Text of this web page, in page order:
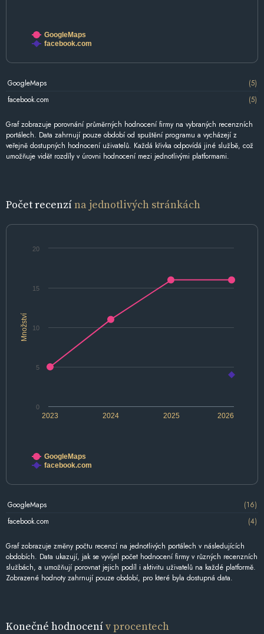
GoogleMaps
facebook.com
GoogleMaps
(5)
facebook.com
(5)
Graf zobrazuje porovnání průměrných hodnocení firmy na vybraných recenzních
portálech. Data zahrnují pouze období od spuštění programu a vycházejí z
veřejně dostupných hodnocení uživatelů. Každá křivka odpovídá jiné službě, což
umožňuje vidět rozdíly v úrovni hodnocení mezi jednotlivými platformami.
Počet recenzína jednotlivých stránkách
Množství
2024 2026
2023 2025
10
0
5
15
20
GoogleMaps
facebook.com
GoogleMaps
(16)
facebook.com
(4)
Graf zobrazuje změny počtu recenzí na jednotlivých portálech v následujících
obdobích. Data ukazují, jak se vyvíjel počet hodnocení firmy v různých recenzních
službách, a umožňují porovnat jejich podíl i aktivitu uživatelů na každé platformě.
Zobrazené hodnoty zahrnují pouze období, pro které byla dostupná data.
Konečné hodnocenív procentech